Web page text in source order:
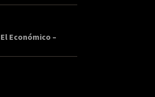
El Económico –